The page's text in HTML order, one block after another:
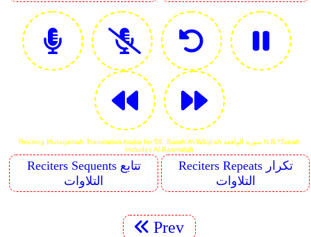
Reciting Mutarjamah Translation Audio for 56. Surah Al-Wâqi'ah سورة الواقعة N.B *Surah
Includes Al-Basmalah
Reciters Sequents تتابع
التلاوات
Reciters Repeats تكرار
التلاوات
Prev